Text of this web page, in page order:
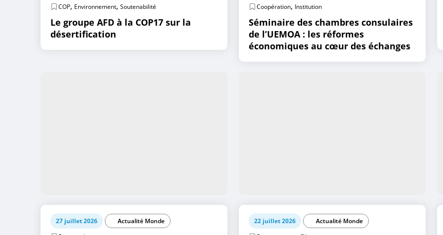
COP, Environnement, Soutenabilité
Le groupe AFD à la COP17 sur la
désertification
Coopération, Institution
Séminaire des chambres consulaires
de l’UEMOA : les réformes
économiques au cœur des échanges
27 juillet 2026
Actualité Monde
22 juillet 2026
Actualité Monde